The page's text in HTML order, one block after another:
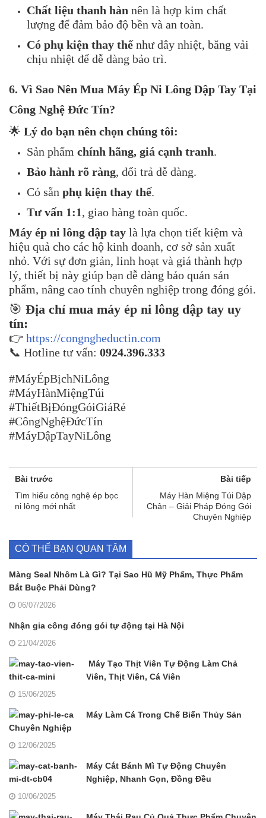
Chất liệu thanh hàn nên là hợp kim chất
lượng để đảm bảo độ bền và an toàn.
Có phụ kiện thay thếnhư dây nhiệt, băng vải
chịu nhiệt để dễ dàng bảo trì.
6. Vì Sao Nên Mua Máy Ép Ni Lông Dập Tay Tại
Công Nghệ Đức Tín?
🌟 Lý do bạn nên chọn chúng tôi:
Sản phẩm chính hãng, giá cạnh tranh.
Bảo hành rõ ràng, đổi trả dễ dàng.
Có sẵn phụ kiện thay thế.
Tư vấn 1:1, giao hàng toàn quốc.
Máy ép ni lông dập tay là lựa chọn tiết kiệm và
hiệu quả cho các hộ kinh doanh, cơ sở sản xuất
nhỏ. Với sự đơn giản, linh hoạt và giá thành hợp
lý, thiết bị này giúp bạn dễ dàng bảo quản sản
phẩm, nâng cao tính chuyên nghiệp trong đóng gói.
🎯 Địa chỉ mua máy ép ni lông dập tay uy
tín:
👉 https://congngheductin.com
📞 Hotline tư vấn: 0924.396.333
#MáyÉpBịchNiLông
#MáyHànMiệngTúi
#ThiếtBịĐóngGóiGiáRẻ
#CôngNghệĐứcTín
#MáyDậpTayNiLông
Bài trước
Tìm hiểu công nghệ ép bọc
ni lông mới nhất
Bài tiếp
Máy Hàn Miệng Túi Dập
Chân – Giải Pháp Đóng Gói
Chuyên Nghiệp
CÓ THỂ BẠN QUAN TÂM
Màng Seal Nhôm Là Gì? Tại Sao Hũ Mỹ Phẩm, Thực Phẩm
Bắt Buộc Phải Dùng?
06/07/2026
Nhận gia công đóng gói tự động tại Hà Nội
21/04/2026
Máy Tạo Thịt Viên Tự Động Làm Chả
Viên, Thịt Viên, Cá Viên
15/06/2025
Máy Làm Cá Trong Chế Biến Thủy Sản
Chuyên Nghiệp
12/06/2025
Máy Cắt Bánh Mì Tự Động Chuyên
Nghiệp, Nhanh Gọn, Đồng Đều
10/06/2025